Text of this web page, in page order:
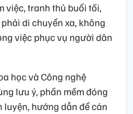
việc, tranh thủ buổi tối,
di chuyển xa, không
việc phục vụ người dân
học và Công nghệ
lưu ý, phần mềm đóng
hướng dẫn để cán